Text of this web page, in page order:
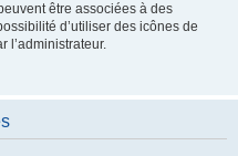
être associées à des
d’utiliser des icônes de
l’administrateur.